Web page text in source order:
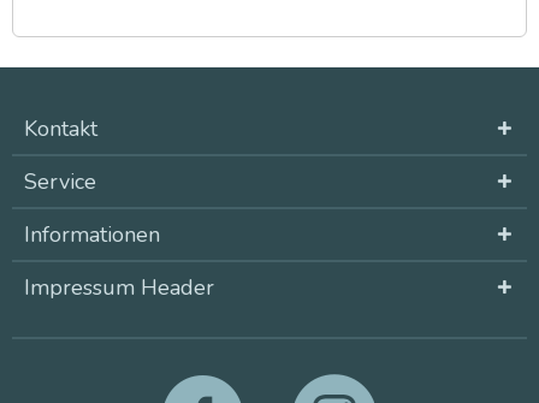
Kontakt
Service
Informationen
Impressum Header